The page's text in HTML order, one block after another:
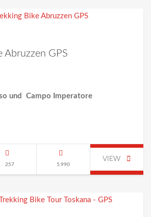
Abruzzen GPS
und Campo Imperatore
257 5.990
VIEW